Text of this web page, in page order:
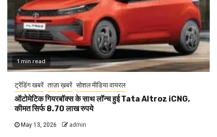
1 min read
ट्रेंडिंग खबरें ताज़ा ख़बरें सोशल मीडिया वायरल
ऑटोमेटिक गियरबॉक्स के साथ लॉन्च हुई Tata Altroz iCNG,
कीमत सिर्फ 8.70 लाख रुपये
May 13, 2026 admin